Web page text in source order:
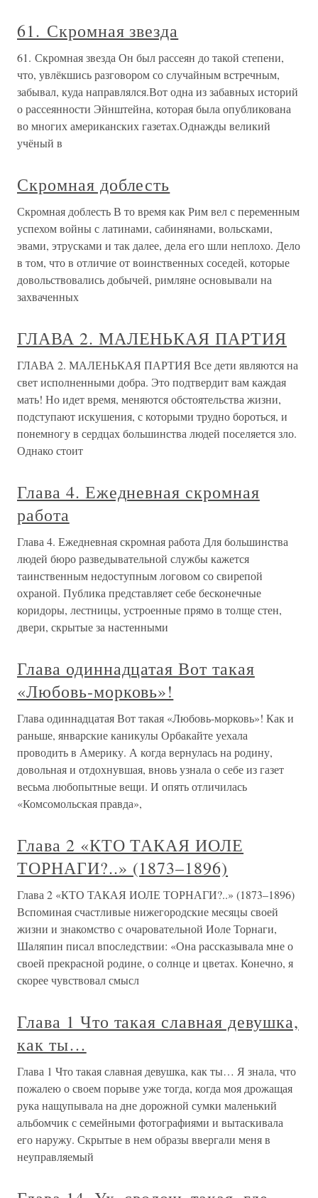
61. Скромная звезда
61. Скромная звезда Он был рассеян до такой степени,
что, увлёкшись разговором со случайным встречным,
забывал, куда направлялся.Вот одна из забавных историй
о рассеянности Эйнштейна, которая была опубликована
во многих американских газетах.Однажды великий
учёный в
Скромная доблесть
Скромная доблесть В то время как Рим вел с переменным
успехом войны с латинами, сабинянами, вольсками,
эвами, этрусками и так далее, дела его шли неплохо. Дело
в том, что в отличие от воинственных соседей, которые
довольствовались добычей, римляне основывали на
захваченных
ГЛАВА 2. МАЛЕНЬКАЯ ПАРТИЯ
ГЛАВА 2. МАЛЕНЬКАЯ ПАРТИЯ Все дети являются на
свет исполненными добра. Это подтвердит вам каждая
мать! Но идет время, меняются обстоятельства жизни,
подступают искушения, с которыми трудно бороться, и
понемногу в сердцах большинства людей поселяется зло.
Однако стоит
Глава 4. Ежедневная скромная
работа
Глава 4. Ежедневная скромная работа Для большинства
людей бюро разведывательной службы кажется
таинственным недоступным логовом со свирепой
охраной. Публика представляет себе бесконечные
коридоры, лестницы, устроенные прямо в толще стен,
двери, скрытые за настенными
Глава одиннадцатая Вот такая
«Любовь-морковь»!
Глава одиннадцатая Вот такая «Любовь-морковь»! Как и
раньше, январские каникулы Орбакайте уехала
проводить в Америку. А когда вернулась на родину,
довольная и отдохнувшая, вновь узнала о себе из газет
весьма любопытные вещи. И опять отличилась
«Комсомольская правда»,
Глава 2 «КТО ТАКАЯ ИОЛЕ
ТОРНАГИ?..» (1873–1896)
Глава 2 «КТО ТАКАЯ ИОЛЕ ТОРНАГИ?..» (1873–1896)
Вспоминая счастливые нижегородские месяцы своей
жизни и знакомство с очаровательной Иоле Торнаги,
Шаляпин писал впоследствии: «Она рассказывала мне о
своей прекрасной родине, о солнце и цветах. Конечно, я
скорее чувствовал смысл
Глава 1 Что такая славная девушка,
как ты…
Глава 1 Что такая славная девушка, как ты… Я знала, что
пожалею о своем порыве уже тогда, когда моя дрожащая
рука нащупывала на дне дорожной сумки маленький
альбомчик с семейными фотографиями и вытаскивала
его наружу. Скрытые в нем образы ввергали меня в
неуправляемый